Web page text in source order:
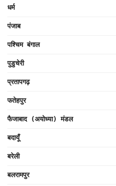
धर्म
पंजाब
पश्चिम बंगाल
पुडुचेरी
प्रतापगढ़
फतेहपुर
फैजाबाद (अयोध्या) मंडल
बदायूँ
बरेली
बलरामपुर